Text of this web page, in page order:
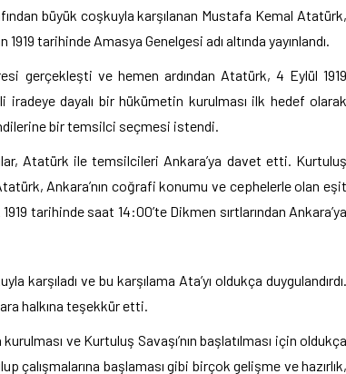
büyük coşkuyla karşılanan Mustafa Kemal Atatürk,
1919 tarihinde Amasya Genelgesi adı altında yayınlandı.
gerçekleşti ve hemen ardından Atatürk, 4 Eylül 1919
iradeye dayalı bir hükümetin kurulması ilk hedef olarak
bir temsilci seçmesi istendi.
Atatürk ile temsilcileri Ankara’ya davet etti. Kurtuluş
Ankara’nın coğrafi konumu ve cephelerle olan eşit
tarihinde saat 14:00’te Dikmen sırtlarından Ankara’ya
karşıladı ve bu karşılama Ata’yı oldukça duygulandırdı.
halkına teşekkür etti.
ve Kurtuluş Savaşı’nın başlatılması için oldukça
çalışmalarına başlaması gibi birçok gelişme ve hazırlık,